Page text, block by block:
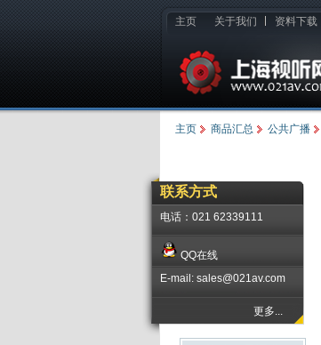
主页 关于我们 资料下载
主页 商品汇总 公共广播
联系方式
电话：021 62339111
QQ在线
E-mail: sales@021av.com
更多...